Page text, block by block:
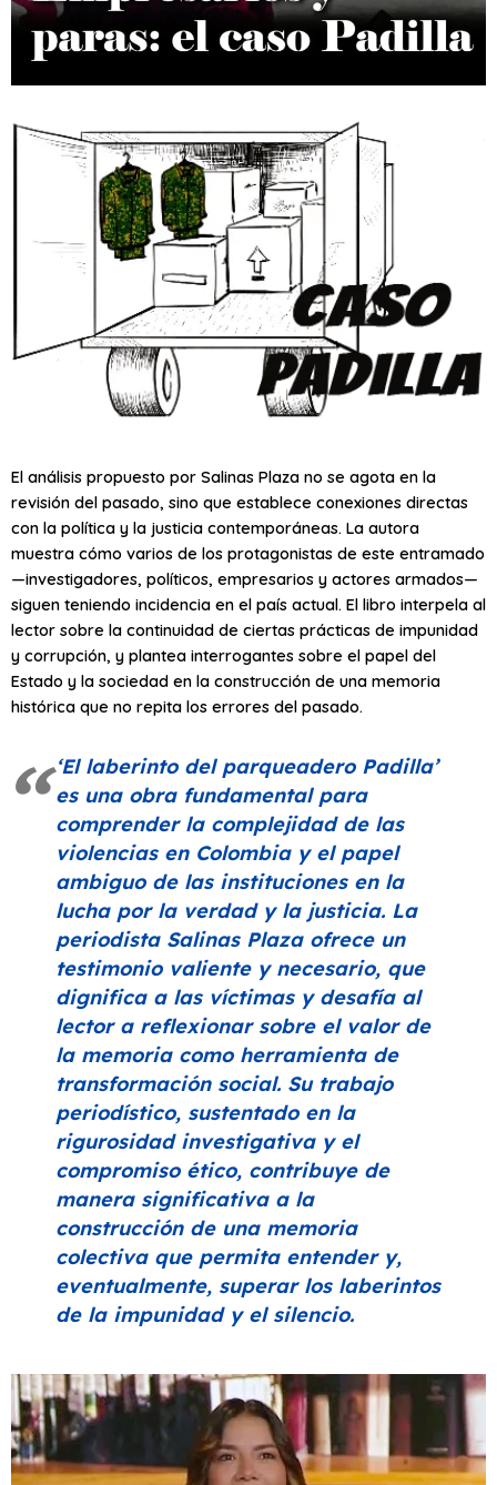
El análisis propuesto por Salinas Plaza no se agota en la
revisión del pasado, sino que establece conexiones directas
con la política y la justicia contemporáneas. La autora
muestra cómo varios de los protagonistas de este entramado
—investigadores, políticos, empresarios y actores armados—
siguen teniendo incidencia en el país actual. El libro interpela al
lector sobre la continuidad de ciertas prácticas de impunidad
y corrupción, y plantea interrogantes sobre el papel del
Estado y la sociedad en la construcción de una memoria
histórica que no repita los errores del pasado.
‘El laberinto del parqueadero Padilla’
es una obra fundamental para
comprender la complejidad de las
violencias en Colombia y el papel
ambiguo de las instituciones en la
lucha por la verdad y la justicia. La
periodista Salinas Plaza ofrece un
testimonio valiente y necesario, que
dignifica a las víctimas y desafía al
lector a reflexionar sobre el valor de
la memoria como herramienta de
transformación social. Su trabajo
periodístico, sustentado en la
rigurosidad investigativa y el
compromiso ético, contribuye de
manera significativa a la
construcción de una memoria
colectiva que permita entender y,
eventualmente, superar los laberintos
de la impunidad y el silencio.